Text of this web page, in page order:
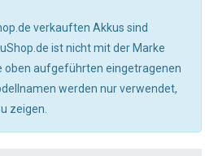
verkauften Akkus sind
ist nicht mit der Marke
oben aufgeführten eingetragenen
werden nur verwendet,
zeigen.